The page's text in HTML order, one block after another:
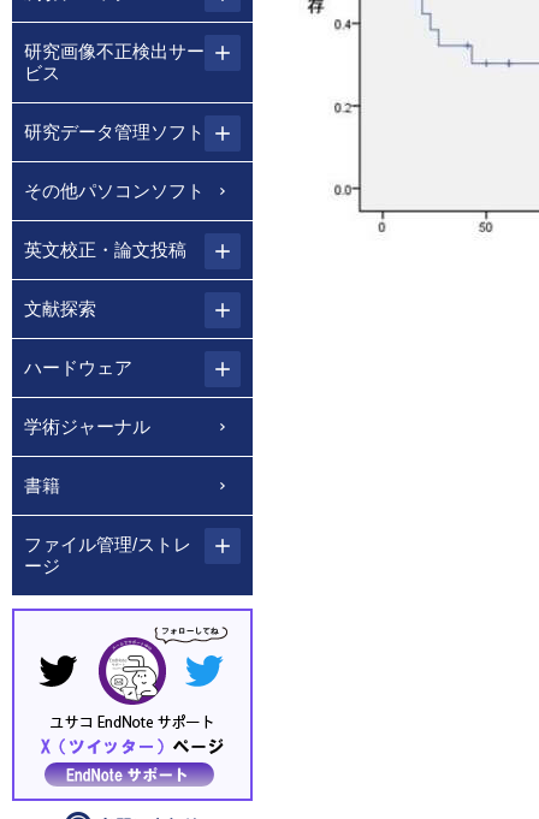
研究画像不正検出サー
ビス
研究データ管理ソフト
その他パソコンソフト
英文校正・論文投稿
文献探索
ハードウェア
学術ジャーナル
書籍
ファイル管理/ストレ
ージ